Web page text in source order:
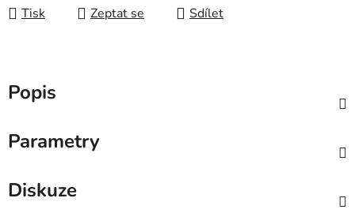
Tisk Zeptat se Sdílet
Popis
Parametry
Diskuze